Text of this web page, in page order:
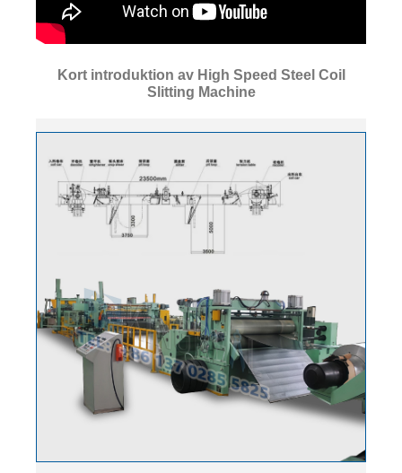
Kort introduktion av High Speed ​​Steel Coil
Slitting Machine